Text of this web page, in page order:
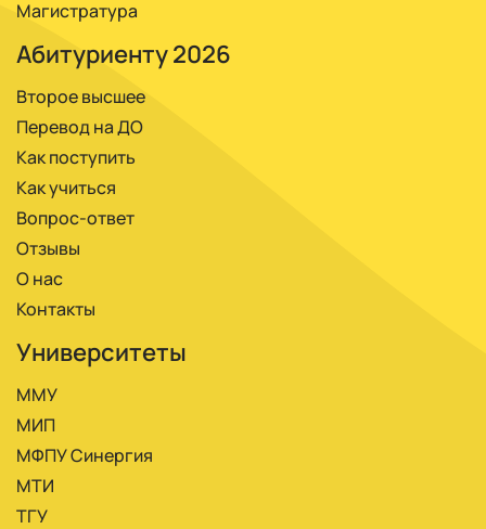
Магистратура
Абитуриенту 2026
Второе высшее
Перевод на ДО
Как поступить
Как учиться
Вопрос-ответ
Отзывы
О нас
Контакты
Университеты
ММУ
МИП
МФПУ Синергия
МТИ
ТГУ